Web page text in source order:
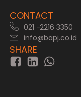
CONTACT
021 -2216 3350
info@bapj.co.id
SHARE